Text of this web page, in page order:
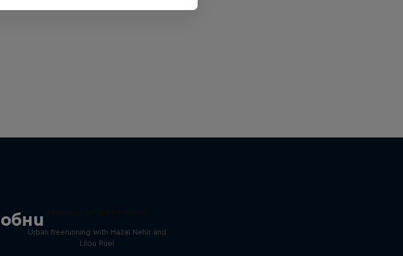
Urban freerunning with Hazal Nehir and
Lilou Ruel